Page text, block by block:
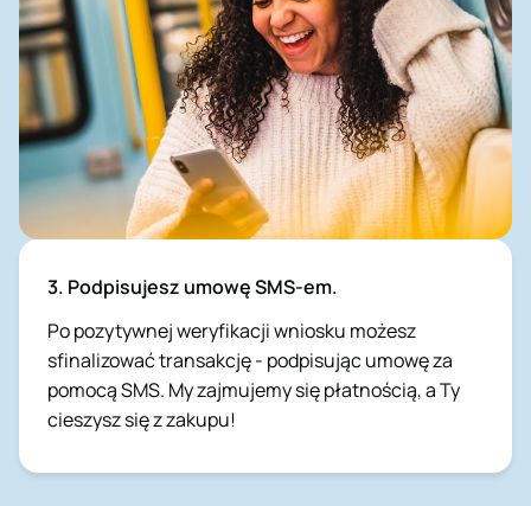
3. Podpisujesz umowę SMS-em.
Po pozytywnej weryfikacji wniosku możesz
sfinalizować transakcję - podpisując umowę za
pomocą SMS. My zajmujemy się płatnością, a Ty
cieszysz się z zakupu!